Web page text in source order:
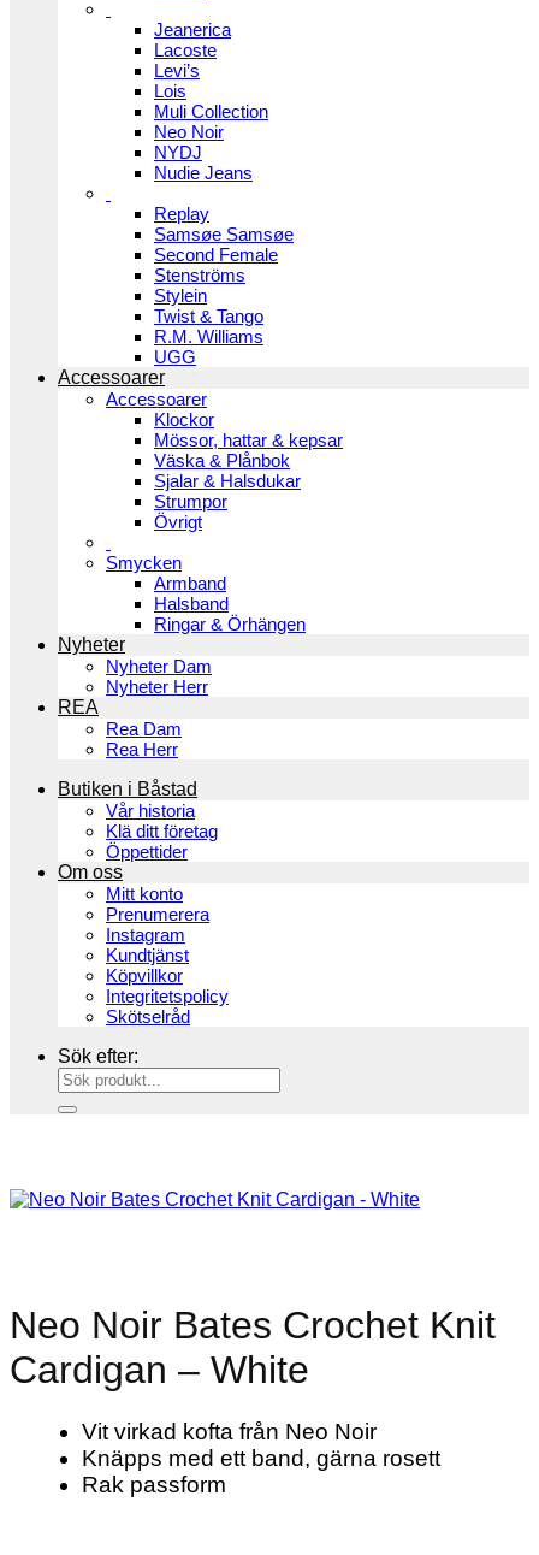
Jeanerica
Lacoste
Levi’s
Lois
Muli Collection
Neo Noir
NYDJ
Nudie Jeans
Replay
Samsøe Samsøe
Second Female
Stenströms
Stylein
Twist & Tango
R.M. Williams
UGG
Accessoarer
Accessoarer
Klockor
Mössor, hattar & kepsar
Väska & Plånbok
Sjalar & Halsdukar
Strumpor
Övrigt
Smycken
Armband
Halsband
Ringar & Örhängen
Nyheter
Nyheter Dam
Nyheter Herr
REA
Rea Dam
Rea Herr
Butiken i Båstad
Vår historia
Klä ditt företag
Öppettider
Om oss
Mitt konto
Prenumerera
Instagram
Kundtjänst
Köpvillkor
Integritetspolicy
Skötselråd
Sök efter:
Neo Noir Bates Crochet Knit
Cardigan – White
Vit virkad kofta från Neo Noir
Knäpps med ett band, gärna rosett
Rak passform